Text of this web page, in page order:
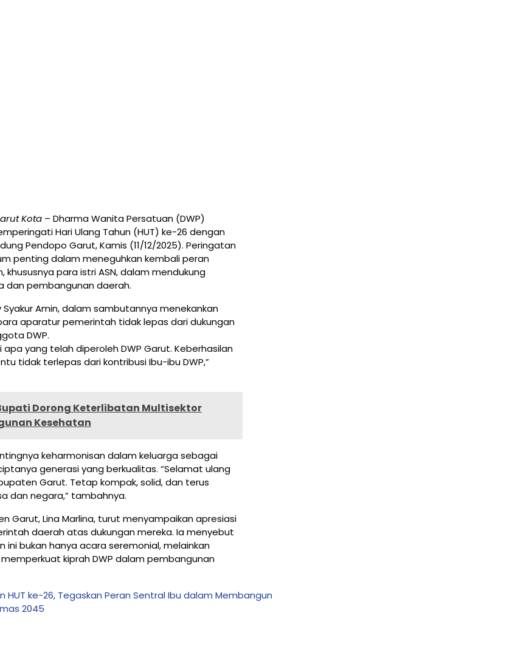
Kota – Dharma Wanita Persatuan (DWP)
Hari Ulang Tahun (HUT) ke-26 dengan
Pendopo Garut, Kamis (11/12/2025). Peringatan
penting dalam meneguhkan kembali peran
para istri ASN, dalam mendukung
dan pembangunan daerah.
Amin, dalam sambutannya menekankan
aparatur pemerintah tidak lepas dari dukungan
DWP.
apa yang telah diperoleh DWP Garut. Keberhasilan
tidak terlepas dari kontribusi Ibu-ibu DWP,”
Dorong Keterlibatan Multisektor
Kesehatan
keharmonisan dalam keluarga sebagai
generasi yang berkualitas. “Selamat ulang
Garut. Tetap kompak, solid, dan terus
dan negara,” tambahnya.
Garut, Lina Marlina, turut menyampaikan apresiasi
daerah atas dukungan mereka. Ia menyebut
ini bukan hanya acara seremonial, melainkan
kiprah DWP dalam pembangunan